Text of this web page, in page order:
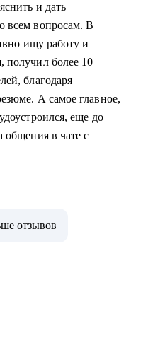
и дать
всем вопросам. В
ищу работу и
получил более 10
благодаря
А самое главное,
еще до
общения в чате с
отзывов